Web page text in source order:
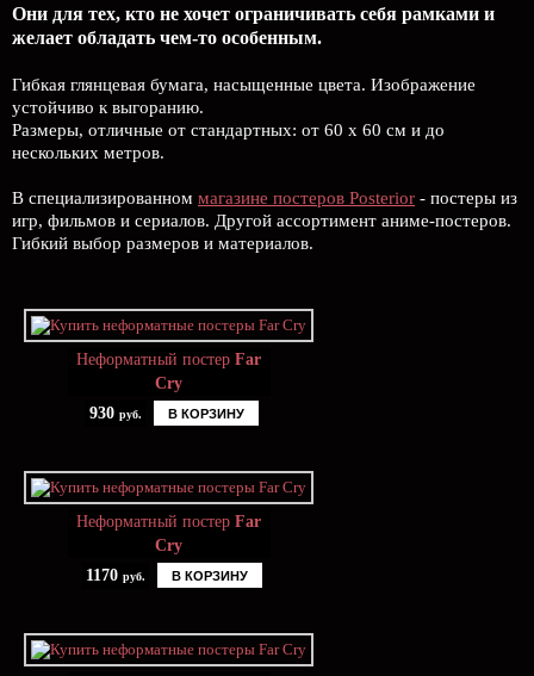
Они для тех, кто не хочет ограничивать себя рамками и
желает обладать чем-то особенным.
Гибкая глянцевая бумага, насыщенные цвета. Изображение
устойчиво к выгоранию.
Размеры, отличные от стандартных: от 60 х 60 см и до
нескольких метров.
В специализированном магазине постеров Posterior - постеры из
игр, фильмов и сериалов. Другой ассортимент аниме-постеров.
Гибкий выбор размеров и материалов.
Неформатный постер Far
Cry
930 руб. В КОРЗИНУ
Неформатный постер Far
Cry
1170 руб. В КОРЗИНУ